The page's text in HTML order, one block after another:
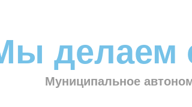
делаем
Муниципальное